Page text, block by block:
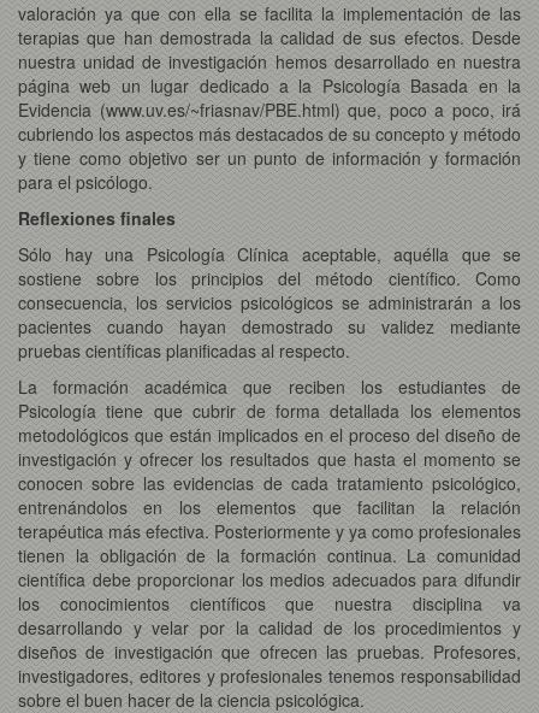
valoración ya que con ella se facilita la implementación de las
terapias que han demostrada la calidad de sus efectos. Desde
nuestra unidad de investigación hemos desarrollado en nuestra
página web un lugar dedicado a la Psicología Basada en la
Evidencia (www.uv.es/~friasnav/PBE.html) que, poco a poco, irá
cubriendo los aspectos más destacados de su concepto y método
y tiene como objetivo ser un punto de información y formación
para el psicólogo.
Reflexiones finales
Sólo hay una Psicología Clínica aceptable, aquélla que se
sostiene sobre los principios del método científico. Como
consecuencia, los servicios psicológicos se administrarán a los
pacientes cuando hayan demostrado su validez mediante
pruebas científicas planificadas al respecto.
La formación académica que reciben los estudiantes de
Psicología tiene que cubrir de forma detallada los elementos
metodológicos que están implicados en el proceso del diseño de
investigación y ofrecer los resultados que hasta el momento se
conocen sobre las evidencias de cada tratamiento psicológico,
entrenándolos en los elementos que facilitan la relación
terapéutica más efectiva. Posteriormente y ya como profesionales
tienen la obligación de la formación continua. La comunidad
científica debe proporcionar los medios adecuados para difundir
los conocimientos científicos que nuestra disciplina va
desarrollando y velar por la calidad de los procedimientos y
diseños de investigación que ofrecen las pruebas. Profesores,
investigadores, editores y profesionales tenemos responsabilidad
sobre el buen hacer de la ciencia psicológica.